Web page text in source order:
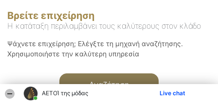
ΑΕΤΟΊ της μόδας Live chat
Βρείτε επιχείρηση
Η κατάταξη περιλαμβάνει τους καλύτερους στον κλάδο
Ψάχνετε επιχείρηση; Ελέγξτε τη μηχανή αναζήτησης.
Χρησιμοποιήστε την καλύτερη υπηρεσία
Αναζήτηση